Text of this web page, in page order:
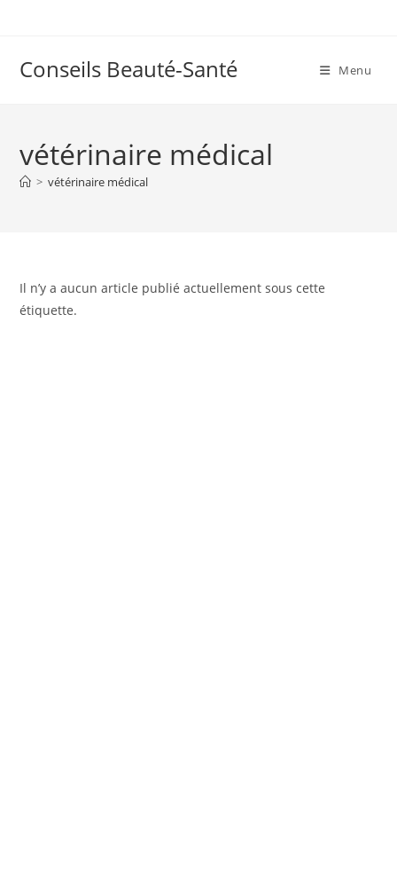
Conseils Beauté-Santé Menu
vétérinaire médical
> vétérinaire médical
Il n’y a aucun article publié actuellement sous cette
étiquette.